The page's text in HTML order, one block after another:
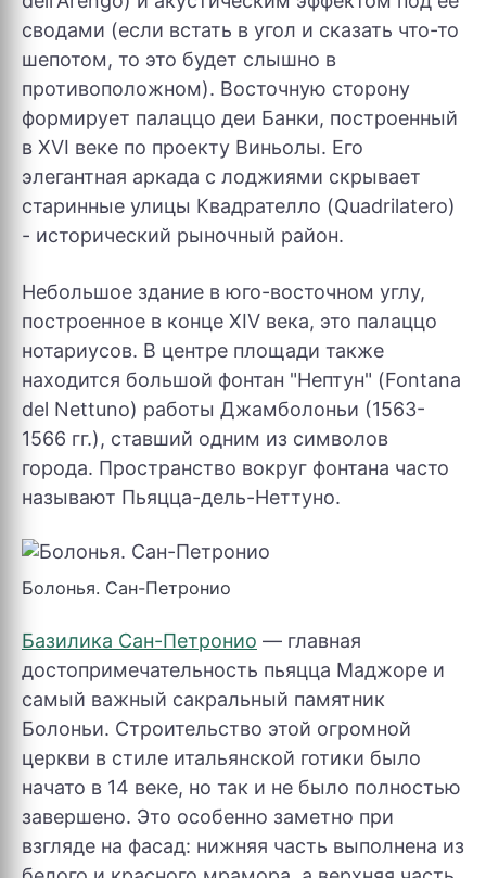
сводами (если встать в угол и сказать что-то
шепотом, то это будет слышно в
противоположном). Восточную сторону
формирует палаццо деи Банки, построенный
в XVI веке по проекту Виньолы. Его
элегантная аркада с лоджиями скрывает
старинные улицы Квадрателло (Quadrilatero)
- исторический рыночный район.
Небольшое здание в юго-восточном углу,
построенное в конце XIV века, это палаццо
нотариусов. В центре площади также
находится большой фонтан "Нептун" (Fontana
del Nettuno) работы Джамболоньи (1563-
1566 гг.), ставший одним из символов
города. Пространство вокруг фонтана часто
называют Пьяцца-дель-Неттуно.
Болонья. Сан-Петронио
Базилика Сан-Петронио — главная
достопримечательность пьяцца Маджоре и
самый важный сакральный памятник
Болоньи. Строительство этой огромной
церкви в стиле итальянской готики было
начато в 14 веке, но так и не было полностью
завершено. Это особенно заметно при
взгляде на фасад: нижняя часть выполнена из